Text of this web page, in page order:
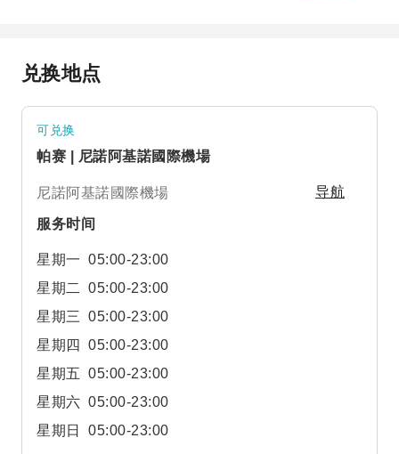
兑换地点
可兑换
帕赛 | 尼諾阿基諾國際機場
尼諾阿基諾國際機場 导航
服务时间
星期一 05:00-23:00
星期二
05:00-23:00
星期三 05:00-23:00
星期四
05:00-23:00
星期五 05:00-23:00
星期六 05:00-23:00
星期日
05:00-23:00